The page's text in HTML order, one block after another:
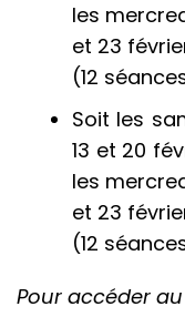
les
et 23
(12
Soit les
13 et 20
les
et 23
(12
Pour accéder